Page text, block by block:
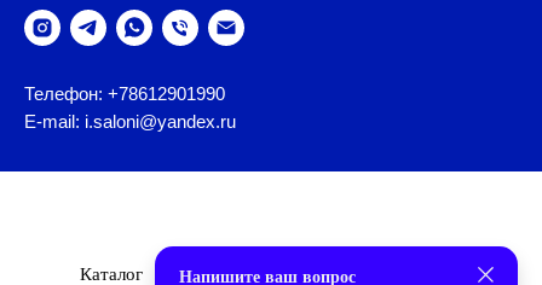
Телефон: +78612901990
E-mail: i.saloni@yandex.ru
Каталог Бренды О Нас
Напишите ваш вопрос